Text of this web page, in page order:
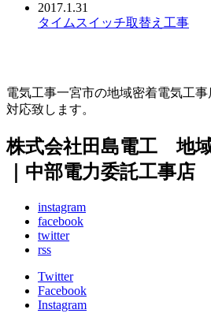
2017.1.31
タイムスイッチ取替え工事
電気工事一宮市の地域密着電気工
対応致します。
株式会社田島電工 地
｜中部電力委託工事店
instagram
facebook
twitter
rss
Twitter
Facebook
Instagram